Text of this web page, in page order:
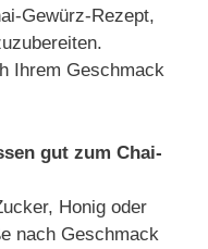
Gewürz-Rezept,
Ihrem Geschmack
gut zum Chai-
Honig oder
nach Geschmack